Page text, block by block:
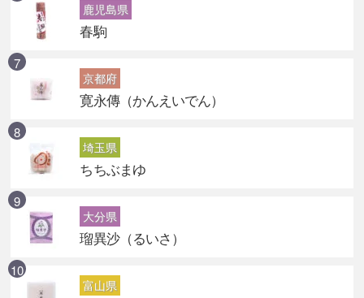
鹿児島県
春駒
京都府
寛永傳（かんえいでん）
埼玉県
ちちぶまゆ
大分県
瑠異沙（るいさ）
富山県